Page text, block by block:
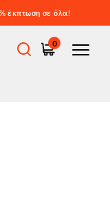
έκπτωση σε όλα!
0